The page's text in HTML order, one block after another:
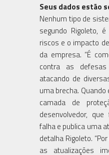
Seus dados estão
Nenhum tipo de
segundo Rigoleto,
riscos e o impacto
da empresa. “É
contra as
atacando de
uma brecha.
camada de
desenvolvedor,
falha e publica uma
detalha Rigoleto.
as atualizações